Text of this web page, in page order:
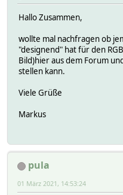
Hallo Zusammen,
wollte mal nachfragen ob
"designend" hat für den
Bild)hier aus dem Forum
stellen kann.
Viele Grüße
Markus
pula
01 März 2021, 14:53:24